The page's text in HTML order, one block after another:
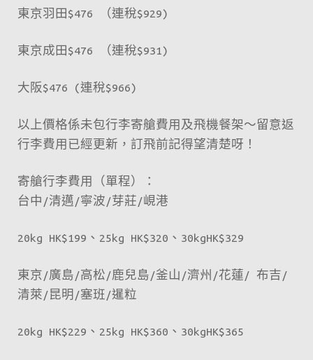
東京羽田$476 （連稅$929)
東京成田$476 （連稅$931)
大阪$476 (連稅$966)
以上價格係未包行李寄艙費用及飛機餐架～留意返
行李費用已經更新，訂飛前記得望清楚呀！
寄艙行李費用（單程）：
台中/清邁/寧波/芽莊/峴港
20kg HK$199、25kg HK$320、30kgHK$329
東京/廣島/高松/鹿兒島/釜山/濟州/花蓮/ 布吉/
清萊/昆明/塞班/暹粒
20kg HK$229、25kg HK$360、30kgHK$365